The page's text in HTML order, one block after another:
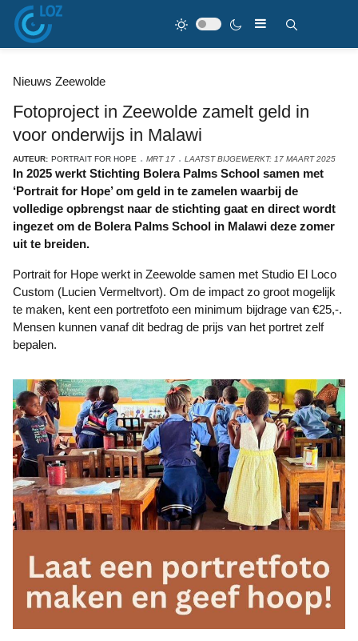
Nieuws Zeewolde
Fotoproject in Zeewolde zamelt geld in
voor onderwijs in Malawi
AUTEUR: PORTRAIT FOR HOPE MRT 17 LAATST BIJGEWERKT: 17 MAART 2025
In 2025 werkt Stichting Bolera Palms School samen met
‘Portrait for Hope’ om geld in te zamelen waarbij de
volledige opbrengst naar de stichting gaat en direct wordt
ingezet om de Bolera Palms School in Malawi deze zomer
uit te breiden.
Portrait for Hope werkt in Zeewolde samen met Studio El Loco
Custom (Lucien Vermeltvort). Om de impact zo groot mogelijk
te maken, kent een portretfoto een minimum bijdrage van €25,-.
Mensen kunnen vanaf dit bedrag de prijs van het portret zelf
bepalen.